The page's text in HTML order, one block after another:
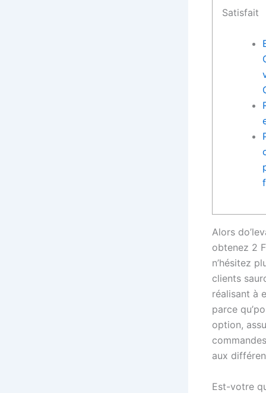
Satisfait
Alors
obtenez 2
n’hésitez
clients
réalisant à
parce
option,
aux
Est-votre